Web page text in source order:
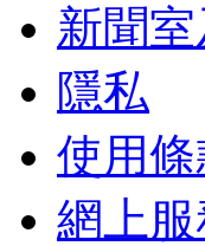
新聞
隱私
使用條
網上